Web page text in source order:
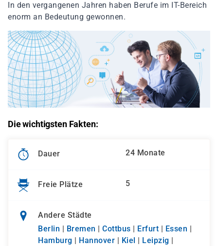
In den vergangenen Jahren haben Berufe im IT-Bereich
enorm an Bedeutung gewonnen.
Die wichtigsten Fakten:
Dauer 24 Monate
Freie Plätze 5
Andere Städte
Berlin
Bremen Cottbus Erfurt Essen
Hamburg
Hannover Kiel Leipzig